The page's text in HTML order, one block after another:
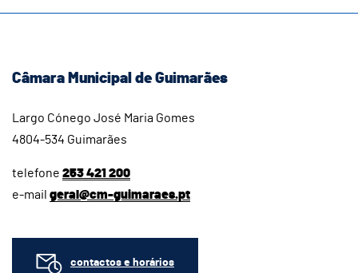
Câmara Municipal de Guimarães
Largo Cónego José Maria Gomes
4804-534 Guimarães
telefone 253 421 200
e-mail geral@cm-guimaraes.pt
contactos e horários